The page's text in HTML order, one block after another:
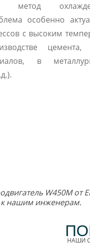
метод
особенно
с высоким
цемента,
в
W450M
нашим инженерам.
НАШИ